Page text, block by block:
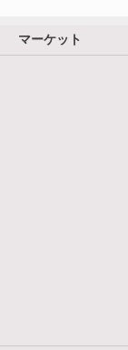
マーケット